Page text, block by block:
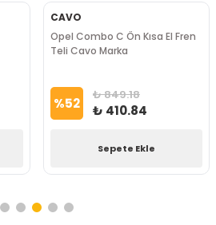
CAVO
Opel Combo C Ön Kısa El Fren
Teli Cavo Marka
%52 ₺ 849.18
₺ 410.84
Sepete Ekle